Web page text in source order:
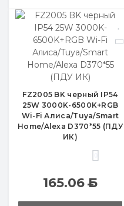
FZ2005 BK черный IP54
25W 3000K-6500K+RGB
Wi-Fi Алиса/Tuya/Smart
Home/Alexa D370*55 (ПДУ
ИК)
165.06Б